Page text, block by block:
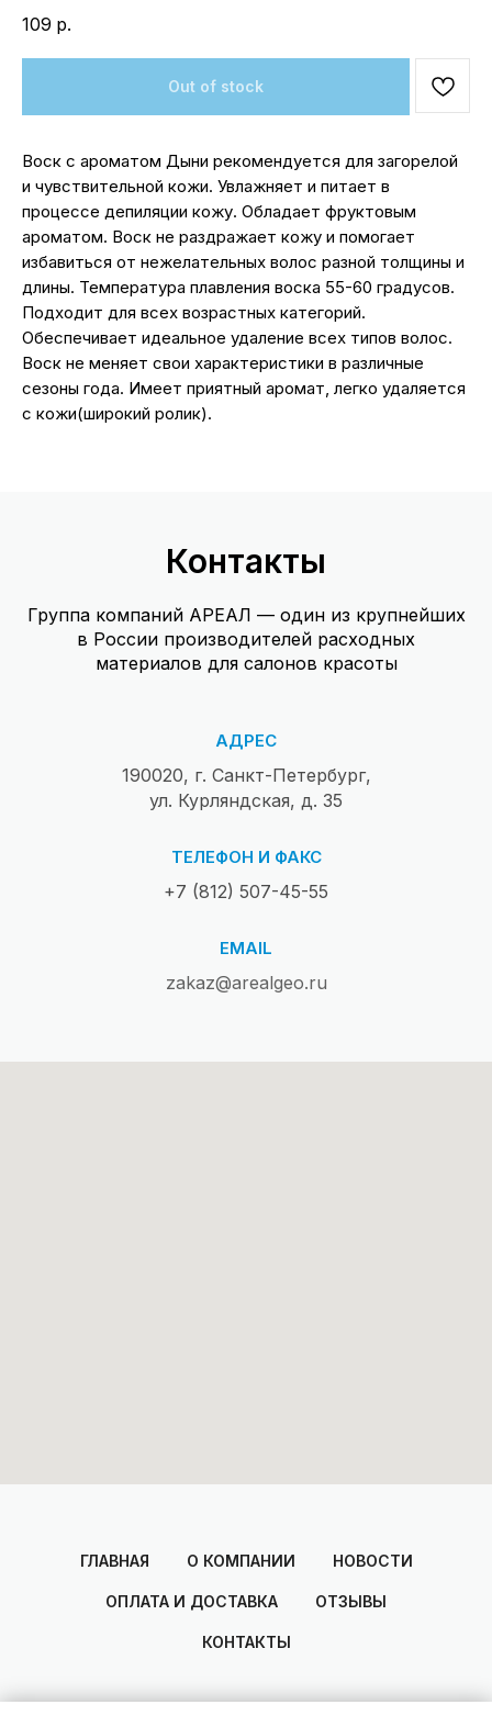
109 р.
Out of stock
Воск с ароматом Дыни рекомендуется для загорелой
и чувствительной кожи. Увлажняет и питает в
процессе депиляции кожу. Обладает фруктовым
ароматом. Воск не раздражает кожу и помогает
избавиться от нежелательных волос разной толщины и
длины. Температура плавления воска 55-60 градусов.
Подходит для всех возрастных категорий.
Обеспечивает идеальное удаление всех типов волос.
Воск не меняет свои характеристики в различные
сезоны года. Имеет приятный аромат, легко удаляется
с кожи(широкий ролик).
Контакты
Группа компаний АРЕАЛ — один из крупнейших
в России производителей расходных
материалов для салонов красоты
АДРЕС
190020, г. Санкт-Петербург,
ул. Курляндская, д. 35
ТЕЛЕФОН И ФАКС
+7 (812) 507-45-55
EMAIL
zakaz@arealgeo.ru
ГЛАВНАЯ О КОМПАНИИ НОВОСТИ
ОПЛАТА И ДОСТАВКА ОТЗЫВЫ
КОНТАКТЫ